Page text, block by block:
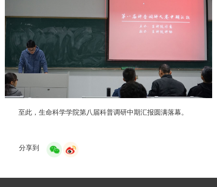
至此，生命科学学院第八届科普调研中期汇报圆满落幕。
分享到